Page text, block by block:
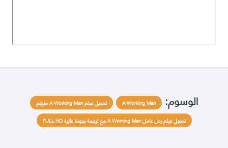
الوسوم: A Working Man
تحميل فيلم A Working Man مترجم
تحميل فيلم رجل عامل A Working Man مع ترجمة بجودة عالية FULL HD